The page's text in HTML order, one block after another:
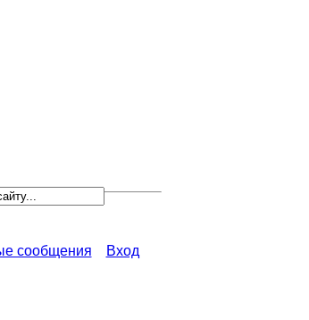
сообщения Вход